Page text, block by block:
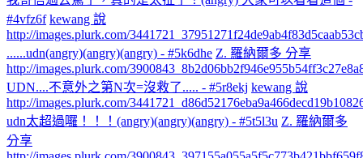
#4vfz6f kewang 說
http://images.plurk.com/
......udn(angry)(angry)(angry) - #5k6dhe Z. 羅納爾多 分享
http://images.plurk.com/
UDN....不意外之第N次=沒救了..... - #5r8ekj kewang 說
http://images.plurk.com/
udn太超過囉！！！(angry)(angry)(angry) - #5t5l3u Z. 羅納爾多
分享